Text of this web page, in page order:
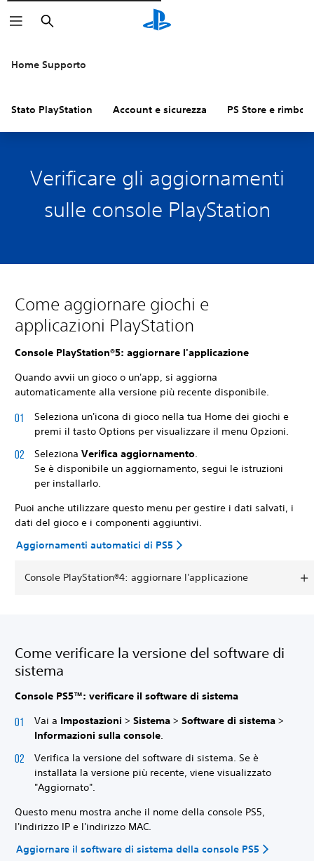
Cerca
Home Supporto
Stato PlayStation Account e sicurezza PS Store e
Verificare gli aggiornamenti
sulle console PlayStation
Come aggiornare giochi e
applicazioni PlayStation
Console PlayStation®5: aggiornare l'applicazione
Quando avvii un gioco o un'app, si aggiorna
automaticamente alla versione più recente disponibile.
Seleziona un'icona di gioco nella tua Home dei giochi e
premi il tasto Options per visualizzare il menu Opzioni.
Seleziona Verifica aggiornamento
Se è disponibile un aggiornamento, segui le istruzioni
per installarlo.
Puoi anche utilizzare questo menu per gestire i dati salvati, i
dati del gioco e i componenti aggiuntivi.
Aggiornamenti automatici di PS5
Console PlayStation®4: aggiornare l'applicazione
Come verificare la versione del software di
sistema
Console PS5™: verificare il software di sistema
Vai a Impostazioni > Sistema > Software di sistema >
Informazioni sulla console.
Verifica la versione del software di sistema. Se è
installata la versione più recente, viene visualizzato
"Aggiornato".
Questo menu mostra anche il nome della console PS5,
l'indirizzo IP e l'indirizzo MAC.
Aggiornare il software di sistema della console PS5